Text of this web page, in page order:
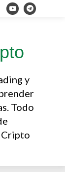
y
Todo
Cripto